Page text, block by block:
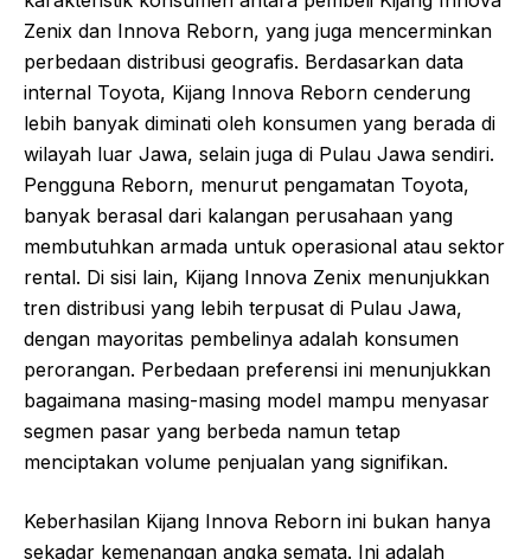
Zenix dan Innova Reborn, yang juga mencerminkan
perbedaan distribusi geografis. Berdasarkan data
internal Toyota, Kijang Innova Reborn cenderung
lebih banyak diminati oleh konsumen yang berada di
wilayah luar Jawa, selain juga di Pulau Jawa sendiri.
Pengguna Reborn, menurut pengamatan Toyota,
banyak berasal dari kalangan perusahaan yang
membutuhkan armada untuk operasional atau sektor
rental. Di sisi lain, Kijang Innova Zenix menunjukkan
tren distribusi yang lebih terpusat di Pulau Jawa,
dengan mayoritas pembelinya adalah konsumen
perorangan. Perbedaan preferensi ini menunjukkan
bagaimana masing-masing model mampu menyasar
segmen pasar yang berbeda namun tetap
menciptakan volume penjualan yang signifikan.
Keberhasilan Kijang Innova Reborn ini bukan hanya
sekadar kemenangan angka semata. Ini adalah